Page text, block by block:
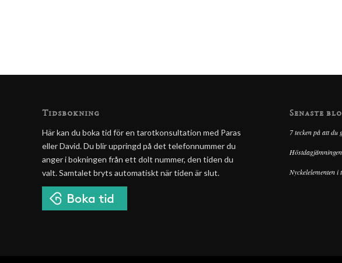
Tidsbokning
Här kan du boka tid för en tarotkonsultation med Paras
eller David. Du blir uppringd på det telefonnummer du
anger i bokningen från ett dolt nummer, den tiden du
valt. Samtalet bryts automatiskt när tiden är slut.
Senaste
7 tecken på att
Nyckelelementen